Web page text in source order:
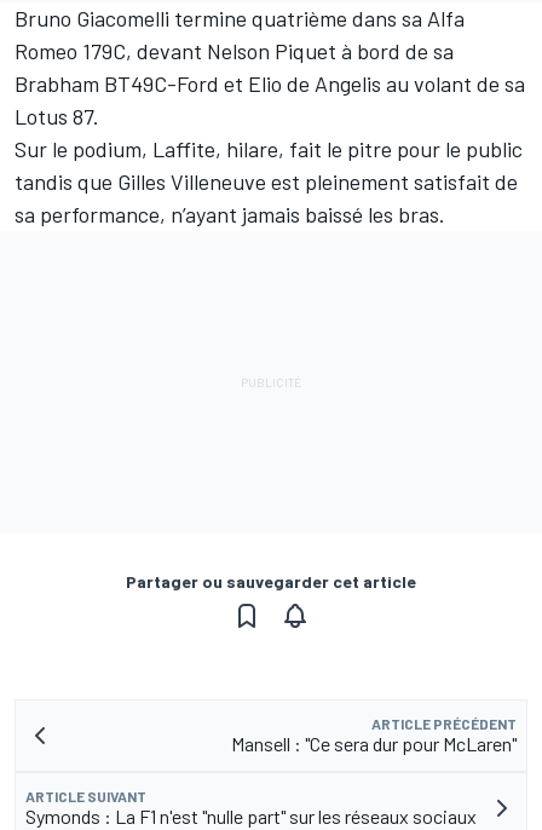
Bruno Giacomelli termine quatrième dans sa Alfa
Romeo 179C, devant Nelson Piquet à bord de sa
Brabham BT49C-Ford et Elio de Angelis au volant de sa
Lotus 87.
Sur le podium, Laffite, hilare, fait le pitre pour le public
tandis que Gilles Villeneuve est pleinement satisfait de
sa performance, n’ayant jamais baissé les bras.
Partager ou sauvegarder cet article
ARTICLE PRÉCÉDENT
Mansell : "Ce sera dur pour McLaren"
ARTICLE SUIVANT
Symonds : La F1 n'est "nulle part" sur les réseaux sociaux